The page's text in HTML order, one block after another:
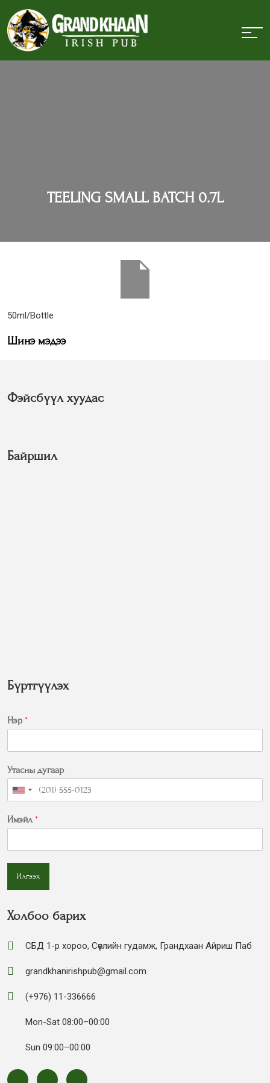
TEELING SMALL BATCH 0.7L
50ml/Bottle
Шинэ мэдээ
Фэйсбүүл хуудас
Байршил
Бүртгүүлэх
Нэр *
Утасны дугаар
Имэйл *
Илгээх
Холбоо барих
СБД 1-р хороо, Сөүлийн гудамж, Грандхаан Айриш Паб
grandkhanirishpub@gmail.com
(+976) 11-336666
Mon-Sat 08:00–00:00
Sun 09:00–00:00